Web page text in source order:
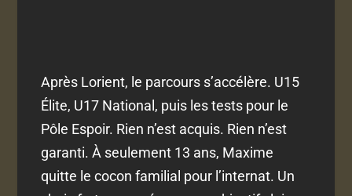
Après Lorient, le parcours s’accélère. U15
Élite, U17 National, puis les tests pour le
Pôle Espoir. Rien n’est acquis. Rien n’est
garanti. À seulement 13 ans, Maxime
quitte le cocon familial pour l’internat. Un